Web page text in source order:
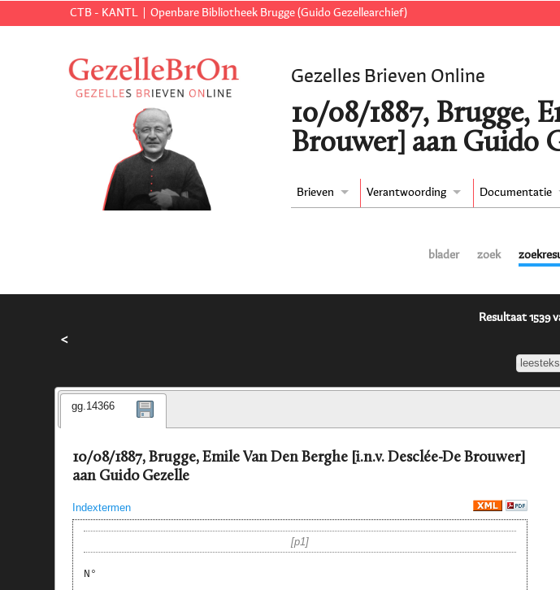
CTB - KANTL Openbare Bibliotheek Brugge (Guido Gezellearchief)
Gezelles Brieven Online
10/08/1887, Brugge,
Brouwer] aan Guido
Brieven Verantwoording Documentatie
blader zoek
<
Resultaat 1539
gg.14366
10/08/1887, Brugge, Emile Van Den Berghe [i.n.v. Desclée-De Brouwer]
aan Guido Gezelle
Indextermen
p1
N°